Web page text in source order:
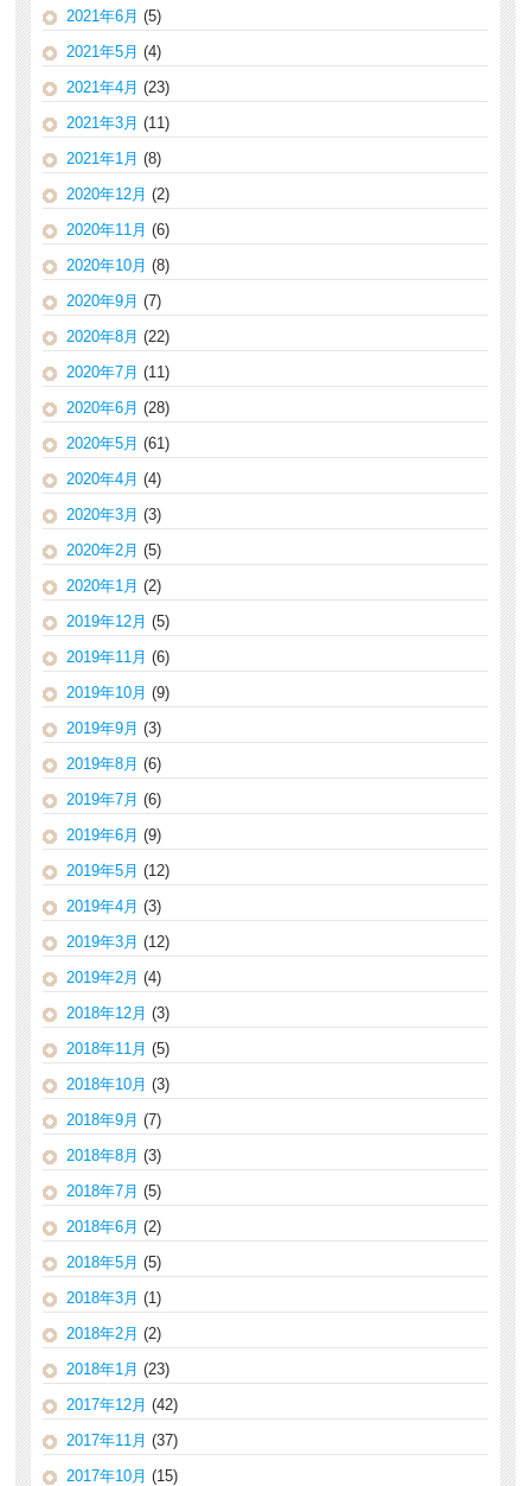
2021年6月 (5)
2021年5月 (4)
2021年4月 (23)
2021年3月 (11)
2021年1月 (8)
2020年12月 (2)
2020年11月 (6)
2020年10月 (8)
2020年9月 (7)
2020年8月 (22)
2020年7月 (11)
2020年6月 (28)
2020年5月 (61)
2020年4月 (4)
2020年3月 (3)
2020年2月 (5)
2020年1月 (2)
2019年12月 (5)
2019年11月 (6)
2019年10月 (9)
2019年9月 (3)
2019年8月 (6)
2019年7月 (6)
2019年6月 (9)
2019年5月 (12)
2019年4月 (3)
2019年3月 (12)
2019年2月 (4)
2018年12月 (3)
2018年11月 (5)
2018年10月 (3)
2018年9月 (7)
2018年8月 (3)
2018年7月 (5)
2018年6月 (2)
2018年5月 (5)
2018年3月 (1)
2018年2月 (2)
2018年1月 (23)
2017年12月 (42)
2017年11月 (37)
2017年10月 (15)